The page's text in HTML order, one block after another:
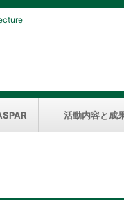
活動内容と成